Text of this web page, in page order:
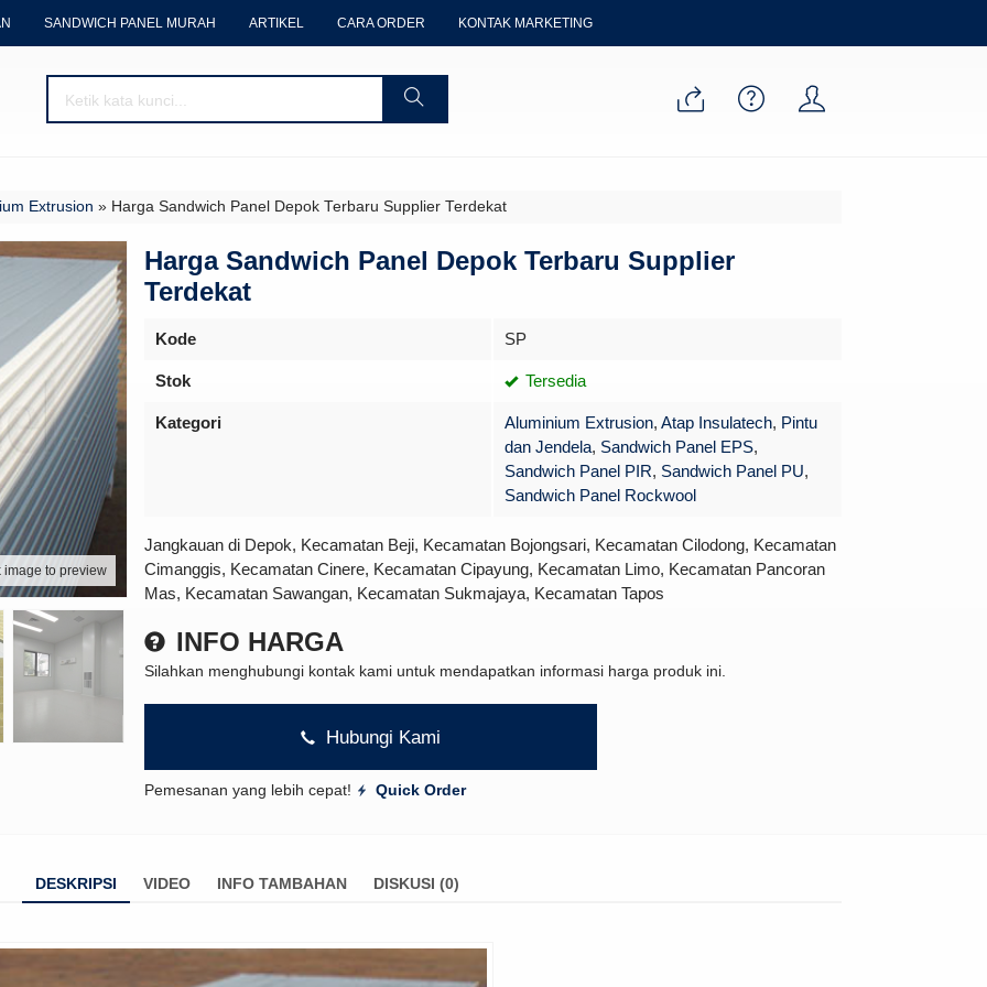
SANDWICH PANEL MURAH ARTIKEL CARA ORDER KONTAK MARKETING
Extrusion » Harga Sandwich Panel Depok Terbaru Supplier Terdekat
to preview
Harga Sandwich Panel Depok Terbaru Supplier
Terdekat
Kode SP
Stok Tersedia
Kategori Aluminium Extrusion, Atap Insulatech, Pintu
dan Jendela, Sandwich Panel EPS,
Sandwich Panel PIR, Sandwich Panel PU,
Sandwich Panel Rockwool
Jangkauan di Depok, Kecamatan Beji, Kecamatan Bojongsari, Kecamatan Cilodong, Kecamatan
Cimanggis, Kecamatan Cinere, Kecamatan Cipayung, Kecamatan Limo, Kecamatan Pancoran
Mas, Kecamatan Sawangan, Kecamatan Sukmajaya, Kecamatan Tapos
INFO HARGA
Silahkan menghubungi kontak kami untuk mendapatkan informasi harga produk ini.
Hubungi Kami
Pemesanan yang lebih cepat! Quick Order
DESKRIPSI VIDEO INFO TAMBAHAN DISKUSI (0)